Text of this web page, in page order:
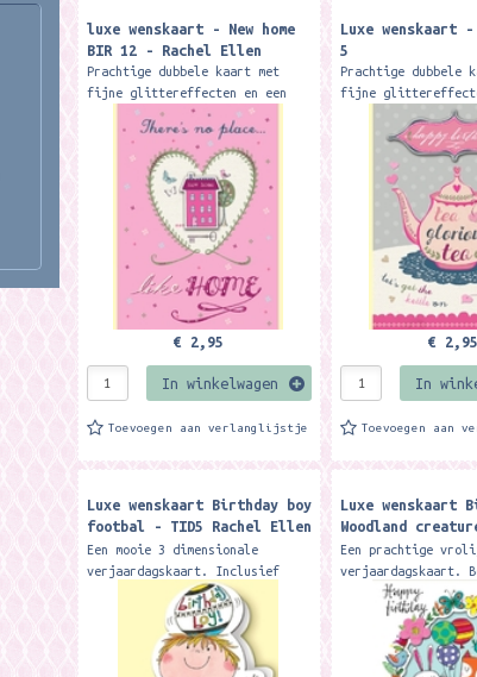
luxe wenskaart - New home
BIR 12 - Rachel Ellen
Prachtige dubbele kaart met
fijne glittereffecten en een
vrolijke envelop. Formaat: 12,7
x 17,8 cm. Merk: Rachel Ellen
designs
€ 2,95
In winkelwagen
Toevoegen aan verlanglijstje
Luxe wenskaart
5
Prachtige dubbele
fijne
vrolijke envelop.
x 17,8 cm. Merk:
€ 2,95
In
Toevoegen aan
Luxe wenskaart Birthday boy
footbal - TID5 Rachel Ellen
Designs
Een mooie 3 dimensionale
verjaardagskaart. Inclusief
envelop. Formaat: 12,7 x 18 cm.
Merk: Rachel Ellen
Luxe wenskaart
Woodland
Rachel Ellen
Een prachtige
verjaardagskaart.
mooi stevig papier
met fijne glitters.
envelop. Formaat:
12,6...